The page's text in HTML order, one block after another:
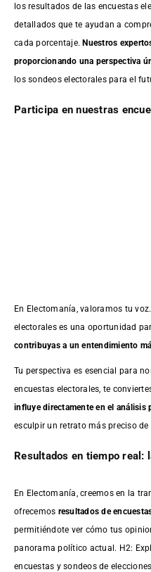
los resultados de las encuestas
detallados que te ayudan a
cada porcentaje.Nuestros
proporcionando una perspectiva
los sondeos electorales para el
Participa en nuestras
En Electomanía, valoramos tu
electorales es una oportunidad
contribuyas a un entendimiento
Tu perspectiva es esencial para
encuestas electorales, te
influye directamente en el análisis
esculpir un retrato más preciso
Resultados en tiempo real:
En Electomanía, creemos en la
ofrecemos resultados de
permitiéndote ver cómo tus
panorama político actual. H2:
encuestas y sondeos de elecciones